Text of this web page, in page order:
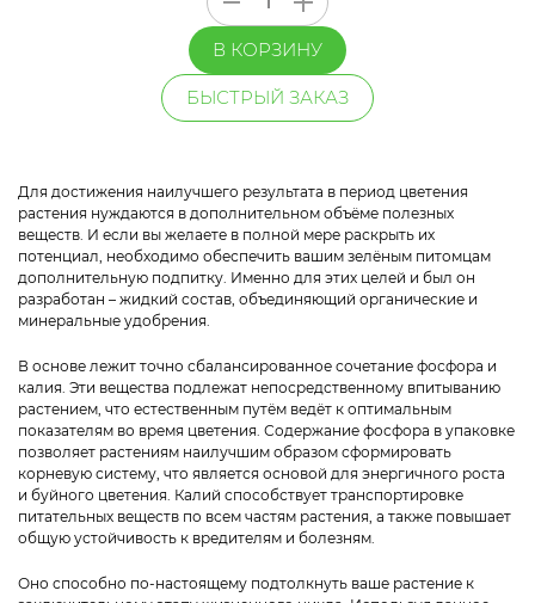
В КОРЗИНУ
БЫСТРЫЙ ЗАКАЗ
Для достижения наилучшего результата в период цветения
растения нуждаются в дополнительном объёме полезных
веществ. И если вы желаете в полной мере раскрыть их
потенциал, необходимо обеспечить вашим зелёным питомцам
дополнительную подпитку. Именно для этих целей и был он
разработан – жидкий состав, объединяющий органические и
минеральные удобрения.
В основе лежит точно сбалансированное сочетание фосфора и
калия. Эти вещества подлежат непосредственному впитыванию
растением, что естественным путём ведёт к оптимальным
показателям во время цветения. Содержание фосфора в упаковке
позволяет растениям наилучшим образом сформировать
корневую систему, что является основой для энергичного роста
и буйного цветения. Калий способствует транспортировке
питательных веществ по всем частям растения, а также повышает
общую устойчивость к вредителям и болезням.
Оно способно по-настоящему подтолкнуть ваше растение к